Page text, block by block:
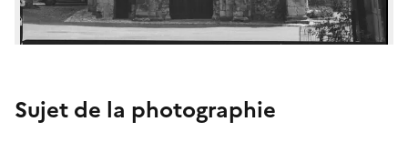
Sujet de la photographie